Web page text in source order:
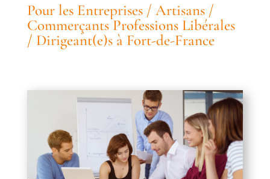
Pour les Entreprises / Artisans /
Commerçants Professions Libérales
/ Dirigeant(e)s à Fort-de-France